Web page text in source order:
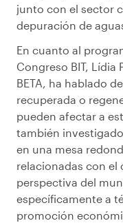
junto con el sector
depuración de
En cuanto al
Congreso BIT, Lídia
BETA, ha hablado
recuperada o
pueden afectar a
también
en una mesa
relacionadas con el
perspectiva del
específicamente a
promoción